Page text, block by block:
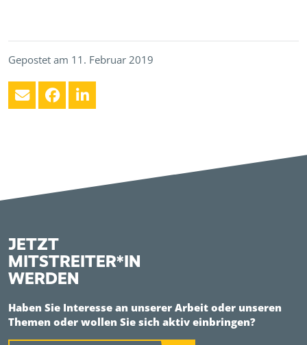
Gepostet am 11. Februar 2019
JETZT
MITSTREITER*IN
WERDEN
Haben Sie Interesse an unserer Arbeit oder unseren
Themen oder wollen Sie sich aktiv einbringen?